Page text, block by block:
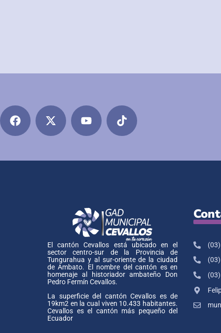
El cantón Cevallos está ubicado en el
sector centro-sur de la Provincia de
Tungurahua y al sur-oriente de la ciudad
de Ambato. El nombre del cantón es en
homenaje al historiador ambateño Don
Pedro Fermín Cevallos.
La superficie del cantón Cevallos es de
19km2 en la cual viven 10.433 habitantes.
Cevallos es el cantón más pequeño del
Ecuador